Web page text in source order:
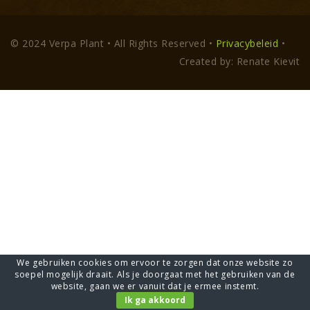
© 2024 Verpa Plant • All Rights Reserved • Privacybeleid •
Created by: Renate Kievit
We gebruiken cookies om ervoor te zorgen dat onze website zo
soepel mogelijk draait. Als je doorgaat met het gebruiken van de
website, gaan we er vanuit dat je ermee instemt.
Ik ga akkoord